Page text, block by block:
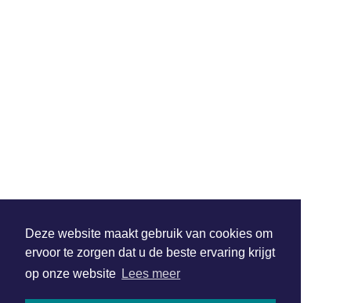
Deze website maakt gebruik van cookies om
ervoor te zorgen dat u de beste ervaring krijgt
op onze website Lees meer